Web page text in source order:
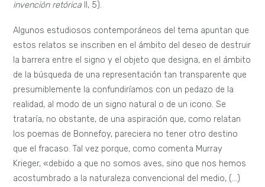
invención retórica II, 5).
Algunos estudiosos contemporáneos del tema apuntan que
estos relatos se inscriben en el ámbito del deseo de destruir
la barrera entre el signo y el objeto que designa, en el ámbito
de la búsqueda de una representación tan transparente que
presumiblemente la confundiríamos con un pedazo de la
realidad, al modo de un signo natural o de un icono. Se
trataría, no obstante, de una aspiración que, como relatan
los poemas de Bonnefoy, pareciera no tener otro destino
que el fracaso. Tal vez porque, como comenta Murray
Krieger, «debido a que no somos aves, sino que nos hemos
acostumbrado a la naturaleza convencional del medio, (…)